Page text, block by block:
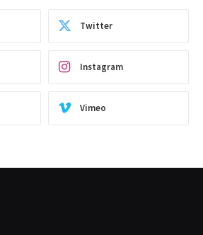
Twitter
Instagram
Vimeo